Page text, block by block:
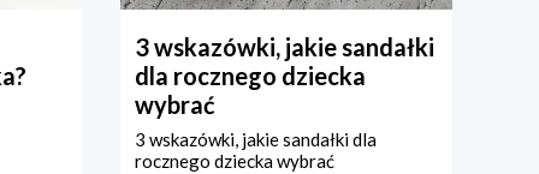
3 wskazówki, jakie sandałki
dla rocznego dziecka
wybrać
3 wskazówki, jakie sandałki dla
rocznego dziecka wybrać